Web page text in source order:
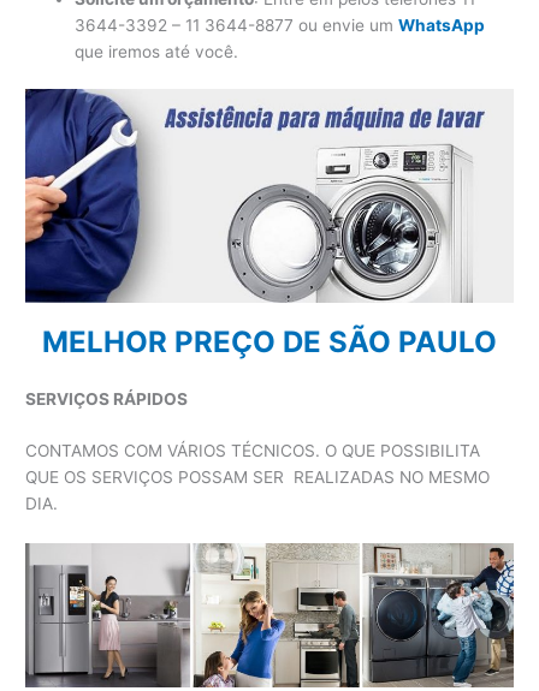
3644-3392 – 11 3644-8877 ou envie umWhatsApp
que iremos até você.
MELHOR PREÇO DE SÃO PAULO
SERVIÇOS RÁPIDOS
CONTAMOS COM VÁRIOS TÉCNICOS. O QUE POSSIBILITA
QUE OS SERVIÇOS POSSAM SER REALIZADAS NO MESMO
DIA.